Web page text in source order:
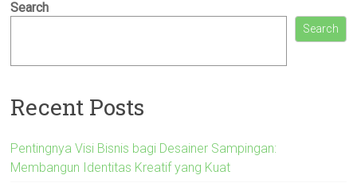
Search
Search
Recent Posts
Pentingnya Visi Bisnis bagi Desainer Sampingan:
Membangun Identitas Kreatif yang Kuat